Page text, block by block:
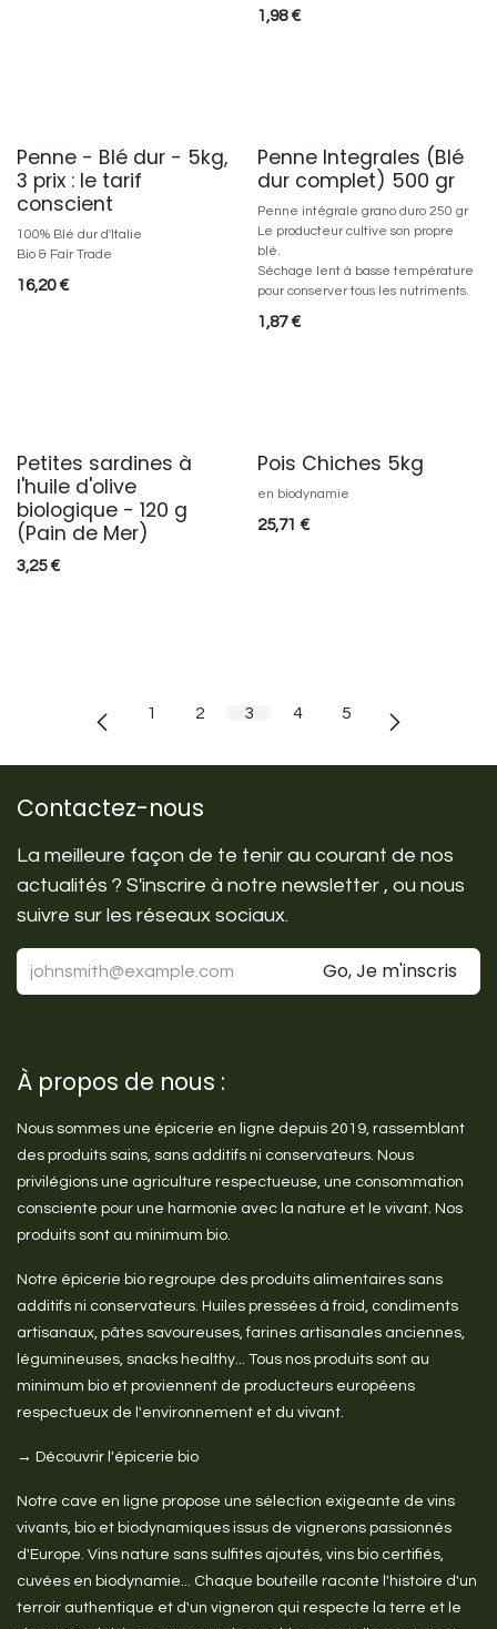
1,98€
Penne - Blé dur - 5kg,
3 prix : le tarif
conscient
100% Blé dur d'Italie
Bio & Fair Trade
16,20€
Penne Integrales (Blé
dur complet) 500 gr
Penne intégrale grano duro 250 gr
Le producteur cultive son propre
blé.
Sèchage lent à basse température
pour conserver tous les nutriments.
1,87€
Petites sardines à
l'huile d'olive
biologique - 120 g
(Pain de Mer)
3,25€
Pois Chiches 5kg
en biodynamie
25,71 €
1 2 3 4 5
Contactez-nous
La meilleure façon de te tenir au courant de nos
actualités ? S'inscrire à notre newsletter , ou nous
suivre sur les réseaux sociaux.
Go, Je m'inscris
À propos de nous :
Nous sommes une épicerie en ligne depuis 2019, rassemblant
des produits sains, sans additifs ni conservateurs. Nous
privilégions une agriculture respectueuse, une consommation
consciente pour une harmonie avec la nature et le vivant. Nos
produits sont au minimum bio.
Notre épicerie bio regroupe des produits alimentaires sans
additifs ni conservateurs. Huiles pressées à froid, condiments
artisanaux, pâtes savoureuses, farines artisanales anciennes,
légumineuses, snacks healthy... Tous nos produits sont au
minimum bio et proviennent de producteurs européens
respectueux de l'environnement et du vivant.
→ Découvrir l'épicerie bio
Notre cave en ligne propose une sélection exigeante de vins
vivants, bio et biodynamiques issus de vignerons passionnés
d'Europe. Vins nature sans sulfites ajoutés, vins bio certifiés,
cuvées en biodynamie... Chaque bouteille raconte l'histoire d'un
terroir authentique et d'un vigneron qui respecte la terre et le